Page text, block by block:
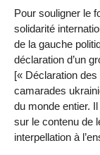
Pour souligner le
solidarité
de la gauche
déclaration d’un
[« Déclaration
camarades
du monde entier.
sur le contenu de
interpellation à